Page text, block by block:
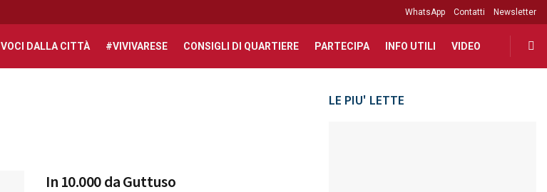
WhatsApp Contatti Newsletter
VOCI DALLA CITTÀ #VIVIVARESE CONSIGLI DI QUARTIERE PARTECIPA INFO UTILI VIDEO
In 10.000 da Guttuso
LE PIU' LETTE